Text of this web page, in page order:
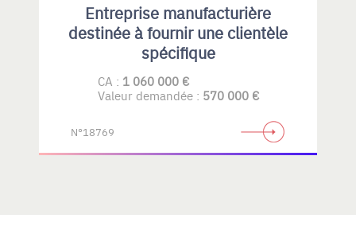
Entreprise manufacturière
destinée à fournir une clientèle
spécifique
CA : 1 060 000 €
Valeur demandée : 570 000 €
N°18769